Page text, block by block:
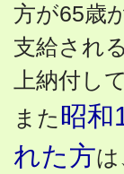
方が65歳
支給され
上納付し
また 昭和
れた方